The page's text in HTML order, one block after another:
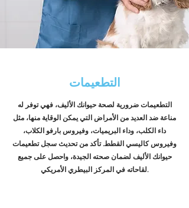
التطعيمات
التطعيمات ضرورية لصحة حيوانك الأليف، فهي توفر له
مناعة ضد العديد من الأمراض التي يمكن الوقاية منها، مثل
داء الكلب، وداء البريميات، وفيروس بارفو الكلاب،
وفيروس كاليسي القطط. تأكد من تحديث سجل تطعيمات
حيوانك الأليف لضمان صحته الجيدة، واحصل على جميع
لقاحاته في المركز البيطري الأمريكي.